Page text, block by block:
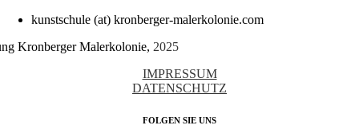
kunstschule (at) kronberger-malerkolonie.com
Kronberger Malerkolonie, 2025
IMPRESSUM
DATENSCHUTZ
FOLGEN SIE UNS